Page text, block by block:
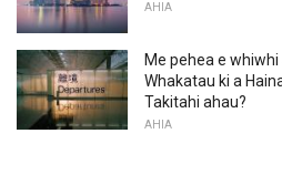
AHIA
Me pehea e
Whakatau ki a
Takitahi ahau?
AHIA